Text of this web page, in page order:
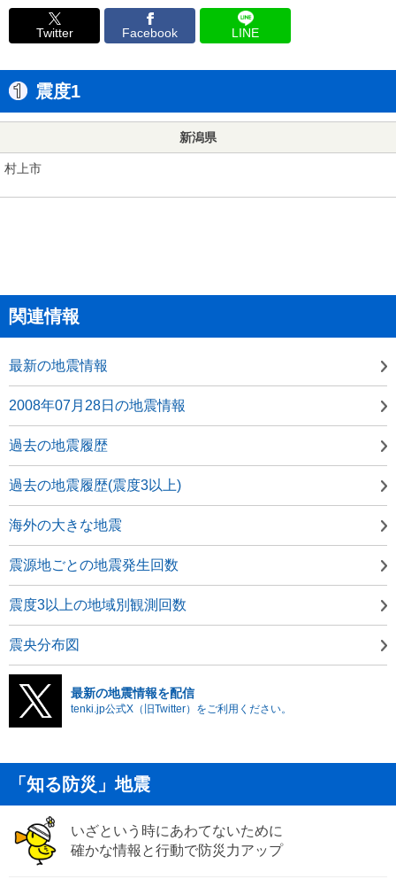
Twitter Facebook LINE
震度1
新潟県
村上市
関連情報
最新の地震情報
2008年07月28日の地震情報
過去の地震履歴
過去の地震履歴(震度3以上)
海外の大きな地震
震源地ごとの地震発生回数
震度3以上の地域別観測回数
震央分布図
最新の地震情報を配信
tenki.jp公式X（旧Twitter）をご利用ください。
「知る防災」地震
いざという時にあわてないために
確かな情報と行動で防災力アップ